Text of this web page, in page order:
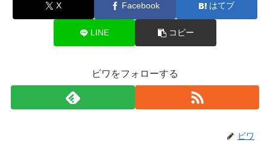
X Facebook はてブ
LINE コピー
ビワをフォローする
ビワ